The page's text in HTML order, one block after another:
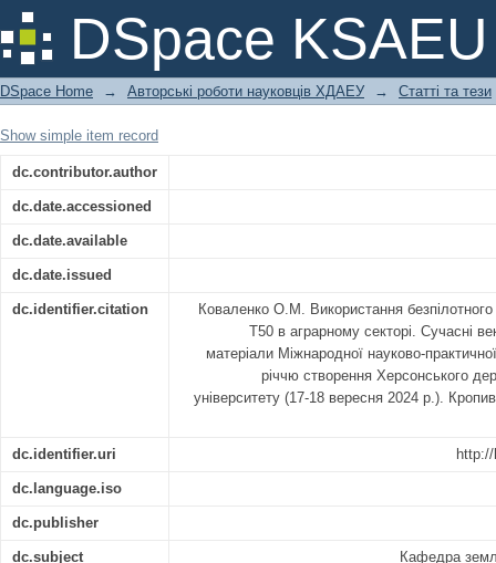
DSpace KSAEU
Використання безпілотного
секторі
DSpace Home → Авторські роботи науковців ХДАЕУ → Статті та тези
Show simple item record
dc.contributor.author
dc.date.accessioned
dc.date.available
dc.date.issued
dc.identifier.citation
Коваленко О.М. Використання
T50 в аграрному секторі. Сучасні
матеріали Міжнародної науково-
річчю створення Херсонського
університету (17-18 вересня 2024 р.).
dc.identifier.uri
dc.language.iso
dc.publisher
dc.subject Кафедра